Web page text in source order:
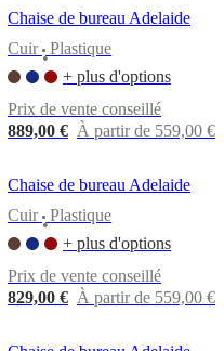
Chaise de bureau Adelaide
Cuir
•
Plastique
+ plus d'options
Prix de vente conseillé
889,00 € À partir de 559,00 €
Chaise de bureau Adelaide
Cuir
•
Plastique
+ plus d'options
Prix de vente conseillé
829,00 € À partir de 559,00 €